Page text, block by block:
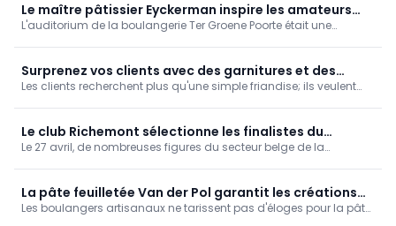
Le maître pâtissier Eyckerman inspire les amateurs
avec ses associations chocolat-bière
L'auditorium de la boulangerie Ter Groene Poorte était une
expert en chocolat de renom, qui a eu l’honneur de faire découvrir
son univers aux élèves, boulangers, pâtissiers et chocolatiers
Surprenez vos clients avec des garnitures et des
fourrages bien choisis
Les clients recherchent plus qu'une simple friandise; ils veulent
partageons des conseils pratiques et des applications, et nous
nous penchons sur les dernières tendances.
Le club Richemont sélectionne les finalistes du
Championnat Belge de Boulangerie 2027
Le 27 avril, de nombreuses figures du secteur belge de la
Event. L’événement combine les présélections ...
La pâte feuilletée Van der Pol garantit les créations
les plus savoureuses
Les boulangers artisanaux ne tarissent pas d'éloges pour la pâte